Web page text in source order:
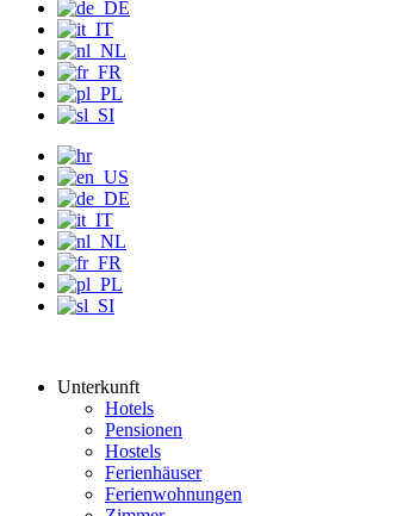
Unterkunft
Hotels
Pensionen
Hostels
Ferienhäuser
Ferienwohnungen